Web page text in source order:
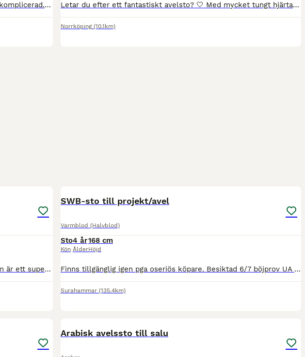
Sto på 10 år, 170 i mkh. Lätt i all hantering o är helt okomplicerad. Hon har haft en avkomma 2024, bra fölning och en super mamma. Är idag dräktig med New York Z. Beräknas föla 2027, Säljes enba Letar du efter ett fantastiskt avelsto? 🤍 Med mycket tungt hjärta är det nu dags för min älskade Lollo att hitta ett nytt hem pga att jag ska börja att studera. Lollo är ett 14 årigt sto e. Larimar
Norrköping (10.1km)
Säljer nu våran egen uppfödning pga paus i aveln. Hon är ett super fint sto som aldrig varit skadat men visar tydligt att hon inte vill bli riden därav varför hon är i aveln och endast säljs som avels
SWB-sto till projekt/avel
Varmblod (Halvblod)
Sto
Kön
4 år
Ålder
168 cm
Höjd
Finns tillgänglig igen pga oseriös köpare. Besiktad 6/7 böjprov UA Sto född 2022 e. Zafferano. Fin modell, ej inriden då hon inte trivts i utbildningen som ridhäst och visar det genom istadighet. Upp
Surahammar (135.4km)
Arabisk avelssto till salu